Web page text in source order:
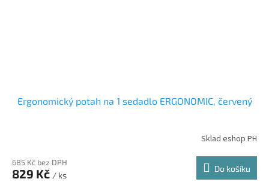
Ergonomický potah na 1 sedadlo ERGONOMIC, červený
Sklad eshop PH
685 Kč bez DPH
829 Kč / ks
Do košíku